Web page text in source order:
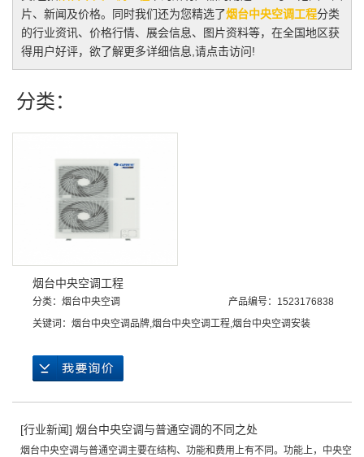
片、新闻及价格。同时我们还为您精选了烟台中央空调工程分类
的行业资讯、价格行情、展会信息、图片资料等，在全国地区获
得用户好评，欲了解更多详细信息,请点击访问!
分类：
烟台中央空调工程
分类： 烟台中央空调
产品编号：1523176838
关键词： 烟台中央空调品牌,烟台中央空调工程,烟台中央空调安装
[行业新闻] 烟台中央空调与普通空调的不同之处
烟台中央空调与普通空调主要在结构、功能和费用上有不同。功能上，中央空